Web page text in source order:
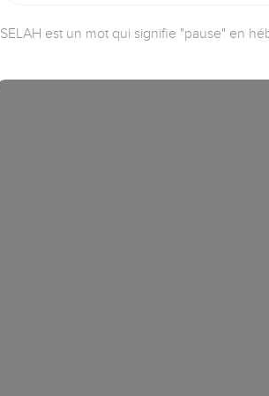
SELAH est un mot qui signifie "pause" en